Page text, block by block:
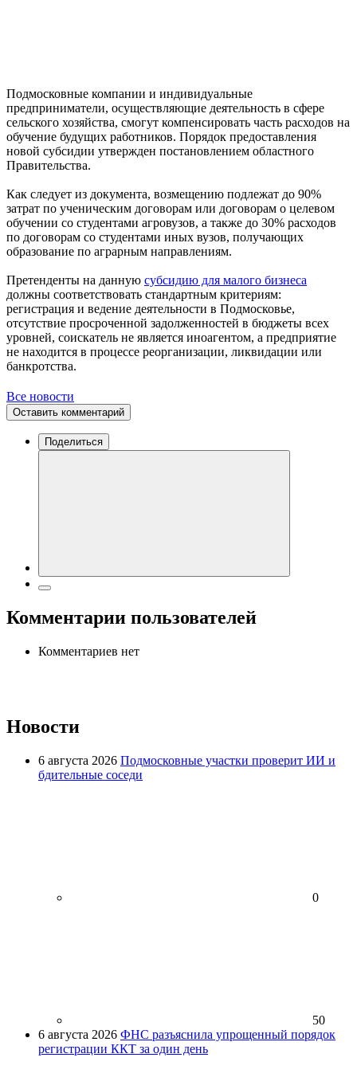
Подмосковные компании и индивидуальные
предприниматели, осуществляющие деятельность в сфере
сельского хозяйства, смогут компенсировать часть расходов на
обучение будущих работников. Порядок предоставления
новой субсидии утвержден постановлением областного
Правительства.
Как следует из документа, возмещению подлежат до 90%
затрат по ученическим договорам или договорам о целевом
обучении со студентами агровузов, а также до 30% расходов
по договорам со студентами иных вузов, получающих
образование по аграрным направлениям.
Претенденты на данную субсидию для малого бизнеса
должны соответствовать стандартным критериям:
регистрация и ведение деятельности в Подмосковье,
отсутствие просроченной задолженностей в бюджеты всех
уровней, соискатель не является иноагентом, а предприятие
не находится в процессе реорганизации, ликвидации или
банкротства.
Все новости
Оставить комментарий
Поделиться
Комментарии пользователей
Комментариев нет
Новости
6 августа 2026 Подмосковные участки проверит ИИ и
бдительные соседи
0
50
6 августа 2026 ФНС разъяснила упрощенный порядок
регистрации ККТ за один день